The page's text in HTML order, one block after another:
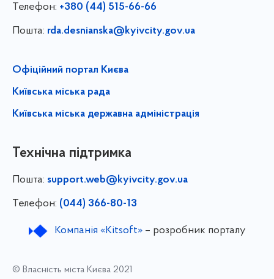
Телефон: +380 (44) 515-66-66
Пошта: rda.desnianska@kyivcity.gov.ua
Офіційний портал Києва
Київська міська рада
Київська міська державна адміністрація
Технічна підтримка
Пошта: support.web@kyivcity.gov.ua
Телефон: (044) 366-80-13
Компанія «Kitsoft»– розробник порталу
© Власність міста Києва 2021